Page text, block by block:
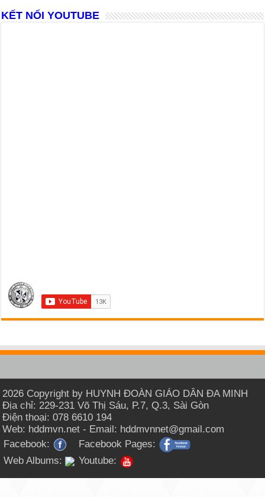
KẾT NỐI YOUTUBE
2026 Copyright by HUYNH ĐOÀN GIÁO DÂN ĐA MINH
Địa chỉ: 229-231 Võ Thị Sáu, P.7, Q.3, Sài Gòn
Điện thoại: 078 6610 194
Web: hddmvn.net - Email: hddmvnnet@gmail.com
Facebook:
Facebook Pages:
Web Albums:
Youtube: